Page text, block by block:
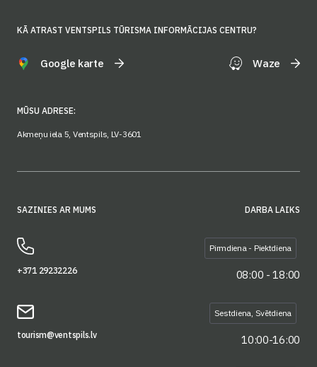
KĀ ATRAST VENTSPILS TŪRISMA INFORMĀCIJAS CENTRU?
Google karte Waze
MŪSU ADRESE:
Akmeņu iela 5, Ventspils, LV-3601
SAZINIES AR MUMS
+371 29232226
tourism@ventspils.lv
DARBA LAIKS
Pirmdiena - Piektdiena
08:00 - 18:00
Sestdiena, Svētdiena
10:00-16:00